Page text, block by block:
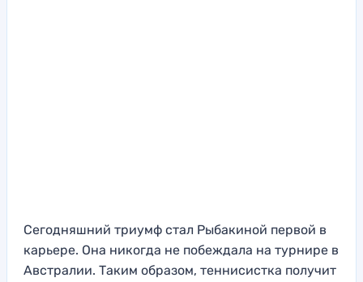
Сегодняшний триумф стал Рыбакиной первой в
карьере. Она никогда не побеждала на турнире в
Австралии. Таким образом, теннисистка получит